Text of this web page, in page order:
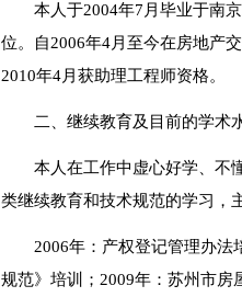
本人于2004年7月毕业于南
位。自2006年4月至今在房地产
2010年4月获助理工程师资格。
二、继续教育及目前的学术
本人在工作中虚心好学、不
类继续教育和技术规范的学习，
2006年：产权登记管理办法
规范》培训；2009年：苏州市房